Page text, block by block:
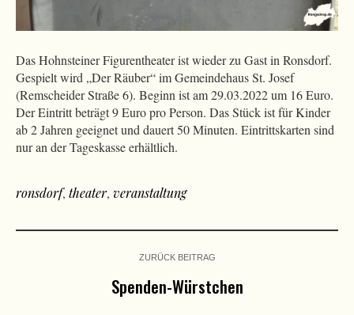
Das Hohnsteiner Figurentheater ist wieder zu Gast in Ronsdorf.
Gespielt wird „Der Räuber“ im Gemeindehaus St. Josef
(Remscheider Straße 6). Beginn ist am 29.03.2022 um 16 Euro.
Der Eintritt beträgt 9 Euro pro Person. Das Stück ist für Kinder
ab 2 Jahren geeignet und dauert 50 Minuten. Eintrittskarten sind
nur an der Tageskasse erhältlich.
ronsdorf, theater, veranstaltung
ZURÜCK BEITRAG
Spenden-Würstchen